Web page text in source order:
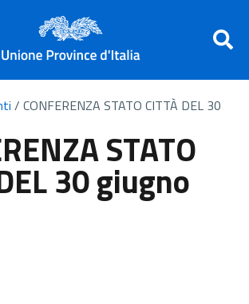
/ CONFERENZA STATO CITTÀ DEL 30
STATO
30 giugno